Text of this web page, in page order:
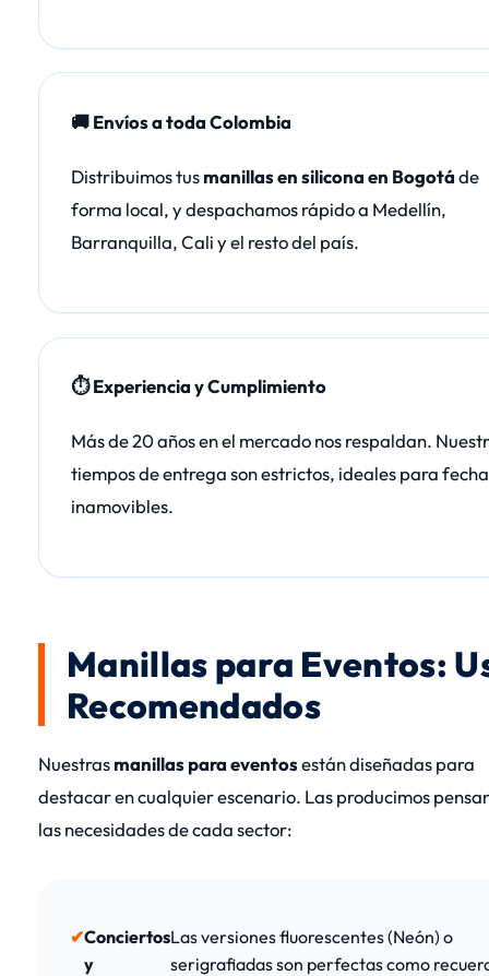
🚚 Envíos a toda Colombia
Distribuimos tusmanillas en silicona en Bogotáde
forma local, y despachamos rápido a Medellín,
Barranquilla, Cali y el resto del país.
⏱️ Experiencia y Cumplimiento
Más de 20 años en el mercado nos respaldan.
tiempos de entrega son estrictos, ideales para
inamovibles.
Manillas para Eventos:
Recomendados
Nuestrasmanillas para eventosestán diseñadas para
destacar en cualquier escenario. Las producimos
las necesidades de cada sector:
Conciertos
y
Las versiones fluorescentes (Neón) o
serigrafiadas son perfectas como